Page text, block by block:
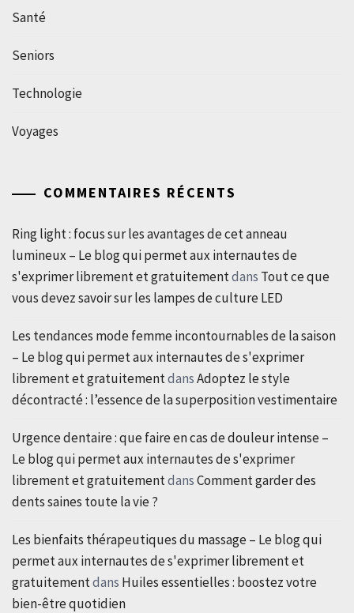
Santé
Seniors
Technologie
Voyages
COMMENTAIRES RÉCENTS
Ring light : focus sur les avantages de cet anneau
lumineux – Le blog qui permet aux internautes de
s'exprimer librement et gratuitementdans Tout ce que
vous devez savoir sur les lampes de culture LED
Les tendances mode femme incontournables de la saison
– Le blog qui permet aux internautes de s'exprimer
librement et gratuitementdansAdoptez le style
décontracté : l’essence de la superposition vestimentaire
Urgence dentaire : que faire en cas de douleur intense –
Le blog qui permet aux internautes de s'exprimer
librement et gratuitementdansComment garder des
dents saines toute la vie ?
Les bienfaits thérapeutiques du massage – Le blog qui
permet aux internautes de s'exprimer librement et
gratuitementdans Huiles essentielles : boostez votre
bien-être quotidien